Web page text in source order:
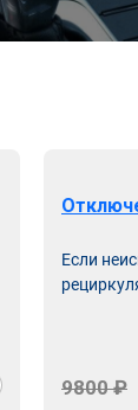
Если
9800 ₽